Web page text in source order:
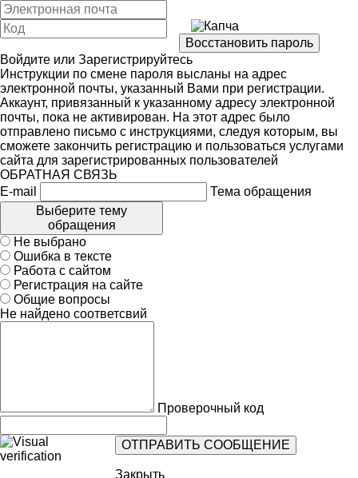
Войдите или Зарегистрируйтесь
Инструкции по смене пароля высланы на адрес
электронной почты, указанный Вами при регистрации.
Аккаунт, привязанный к указанному адресу электронной
почты, пока не активирован. На этот адрес было
отправлено письмо с инструкциями, следуя которым, вы
сможете закончить регистрацию и пользоваться услугами
сайта для зарегистрированных пользователей
ОБРАТНАЯ СВЯЗЬ
E-mail
Тема обращения
Выберите тему
обращения
Не выбрано
Ошибка в тексте
Работа с сайтом
Регистрация на сайте
Общие вопросы
Не найдено соответсвий
Проверочный код
Закрыть